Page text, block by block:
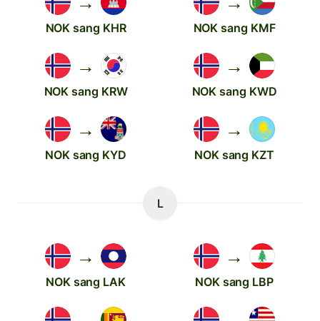
NOK sang KHR NOK sang KMF
→
NOK sang KRW
→
NOK sang KWD
→
NOK sang KYD
→
NOK sang KZT
L
→
NOK sang LAK
→
NOK sang LBP